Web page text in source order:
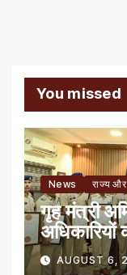
You missed
News राज्य
गृह मंत्री
अधिकारियों
AUGUST 6,